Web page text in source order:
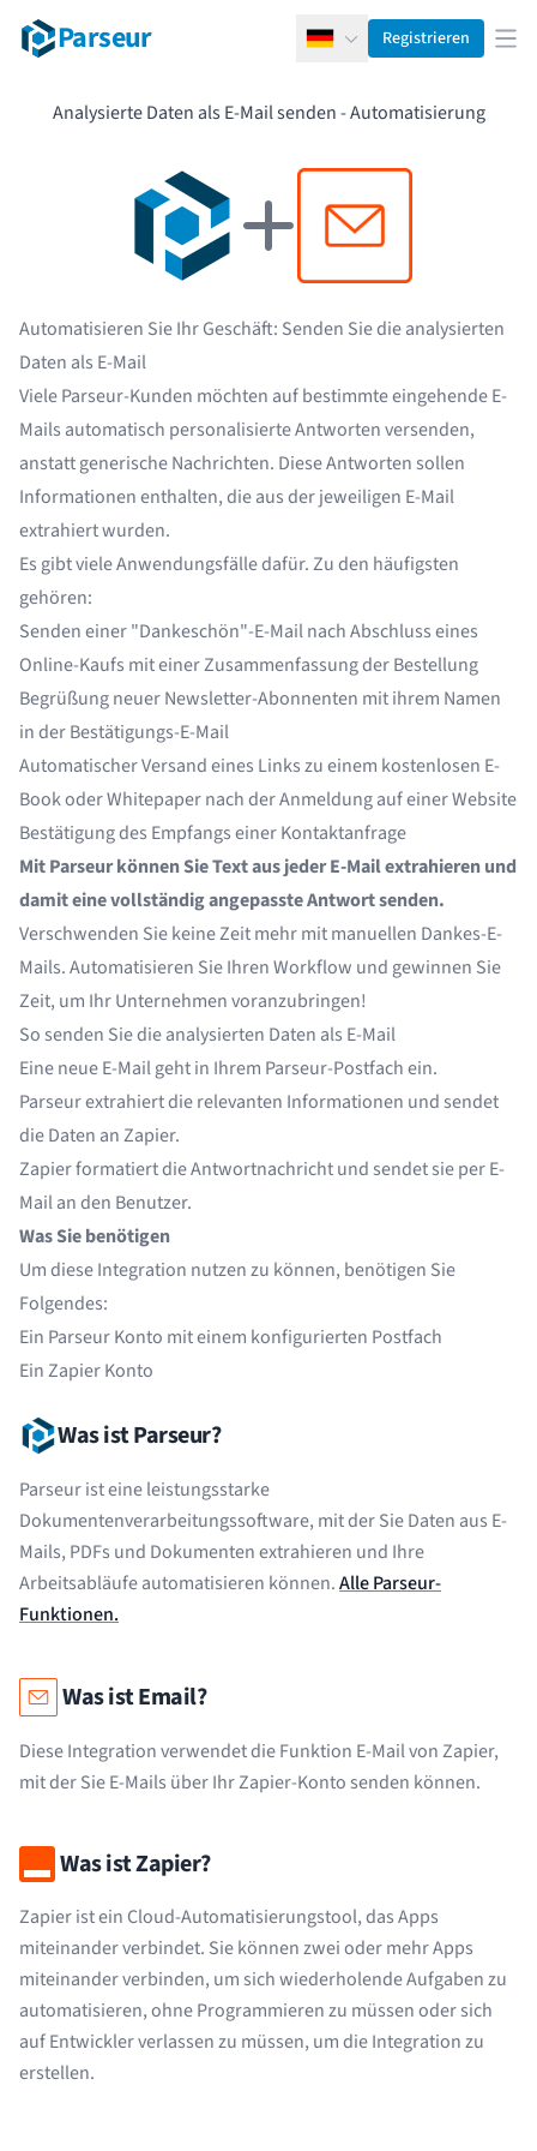
Parseur DeutschRegistrieren
Analysierte Daten als E-Mail senden - Automatisierung
Automatisieren Sie Ihr Geschäft: Senden Sie die analysierten
Daten als E-Mail
Viele Parseur-Kunden möchten auf bestimmte eingehende E-
Mails automatisch personalisierte Antworten versenden,
anstatt generische Nachrichten. Diese Antworten sollen
Informationen enthalten, die aus der jeweiligen E-Mail
extrahiert wurden.
Es gibt viele Anwendungsfälle dafür. Zu den häufigsten
gehören:
Senden einer "Dankeschön"-E-Mail nach Abschluss eines
Online-Kaufs mit einer Zusammenfassung der Bestellung
Begrüßung neuer Newsletter-Abonnenten mit ihrem Namen
in der Bestätigungs-E-Mail
Automatischer Versand eines Links zu einem kostenlosen E-
Book oder Whitepaper nach der Anmeldung auf einer Website
Bestätigung des Empfangs einer Kontaktanfrage
Mit Parseur können Sie Text aus jeder E-Mail extrahieren und
damit eine vollständig angepasste Antwort senden.
Verschwenden Sie keine Zeit mehr mit manuellen Dankes-E-
Mails. Automatisieren Sie Ihren Workflow und gewinnen Sie
Zeit, um Ihr Unternehmen voranzubringen!
So senden Sie die analysierten Daten als E-Mail
Eine neue E-Mail geht in Ihrem Parseur-Postfach ein.
Parseur extrahiert die relevanten Informationen und sendet
die Daten an Zapier.
Zapier formatiert die Antwortnachricht und sendet sie per E-
Mail an den Benutzer.
Was Sie benötigen
Um diese Integration nutzen zu können, benötigen Sie
Folgendes:
Ein ParseurKonto mit einem konfigurierten Postfach
EinZapierKonto
Was ist Parseur?
Parseur ist eine leistungsstarke
Dokumentenverarbeitungssoftware, mit der Sie Daten aus E-
Mails, PDFs und Dokumenten extrahieren und Ihre
Arbeitsabläufe automatisieren können.Alle Parseur-
Funktionen.
Was ist Email?
Diese Integration verwendet die Funktion E-Mail von Zapier,
mit der Sie E-Mails über Ihr Zapier-Konto senden können.
Was ist Zapier?
Zapier ist ein Cloud-Automatisierungstool, das Apps
miteinander verbindet. Sie können zwei oder mehr Apps
miteinander verbinden, um sich wiederholende Aufgaben zu
automatisieren, ohne Programmieren zu müssen oder sich
auf Entwickler verlassen zu müssen, um die Integration zu
erstellen.